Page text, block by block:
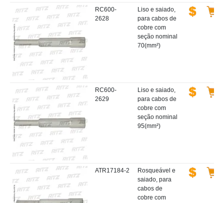
RC600-
2628
Liso e saiado,
para cabos de
cobre com
seção nominal
70(mm²)
RC600-
2629
Liso e saiado,
para cabos de
cobre com
seção nominal
95(mm²)
ATR17184-2
Rosqueável e
saiado, para
cabos de
cobre com